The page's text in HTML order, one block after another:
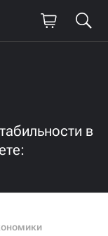
в
Разово